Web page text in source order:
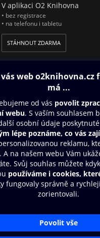
V aplikaci O2 Knihovna
• bez registrace
• na telefonu i tabletu
STÁHNOUT ZDARMA
a.s.
osobních údajů
Aplikace O2